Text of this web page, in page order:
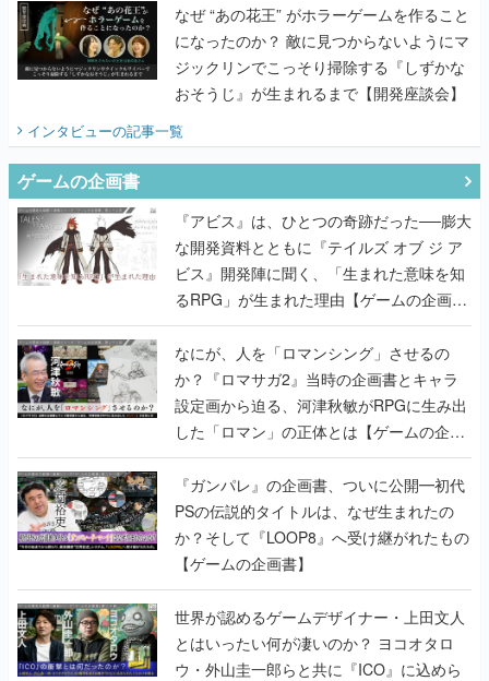
なぜ “あの花王” がホラーゲームを作ること
になったのか？ 敵に見つからないようにマ
ジックリンでこっそり掃除する『しずかな
おそうじ』が生まれるまで【開発座談会】
インタビューの記事一覧
ゲームの企画書
『アビス』は、ひとつの奇跡だった──膨大
な開発資料とともに『テイルズ オブ ジ ア
ビス』開発陣に聞く、「生まれた意味を知
るRPG」が生まれた理由【ゲームの企画
書】
なにが、人を「ロマンシング」させるの
か？『ロマサガ2』当時の企画書とキャラ
設定画から迫る、河津秋敏がRPGに生み出
した「ロマン」の正体とは【ゲームの企画
書】
『ガンパレ』の企画書、ついに公開━初代
PSの伝説的タイトルは、なぜ生まれたの
か？そして『LOOP8』へ受け継がれたもの
【ゲームの企画書】
世界が認めるゲームデザイナー・上田文人
とはいったい何が凄いのか？ ヨコオタロ
ウ・外山圭一郎らと共に『ICO』に込めら